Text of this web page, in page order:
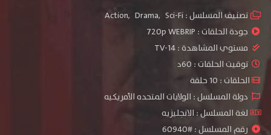
تصنيف المسلسل : Action, Drama, Sci-Fi
جودة الحلقات : 720p WEBRIP
مستوي المشاهدة :TV-14
توقيت الحلقات : 60د
الحلقات : 10 حلقة
دولة المسلسل : الولايات المتحده الأمريكيه
لغة المسلسل : الانجليزيه
رقم المسلسل : #60940